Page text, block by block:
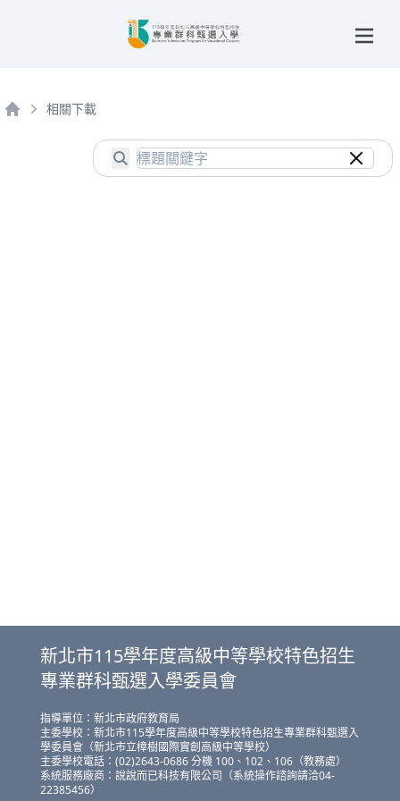
相關下載
新北市115學年度高級中等學校特色招生
專業群科甄選入學委員會
指導單位：新北市政府教育局
主委學校：新北市115學年度高級中等學校特色招生專業群科甄選入
學委員會（新北市立樟樹國際實創高級中等學校）
主委學校電話：(02)2643-0686 分機 100、102、106（教務處）
系統服務廠商：說說而已科技有限公司（系統操作諮詢請洽04-
22385456）